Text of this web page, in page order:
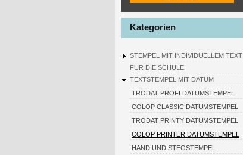
Kategorien
STEMPEL MIT INDIVIDUELLEM TEXT
FÜR DIE SCHULE
TEXTSTEMPEL MIT DATUM
TRODAT PROFI DATUMSTEMPEL
COLOP CLASSIC DATUMSTEMPEL
TRODAT PRINTY DATUMSTEMPEL
COLOP PRINTER DATUMSTEMPEL
HAND UND STEGSTEMPEL